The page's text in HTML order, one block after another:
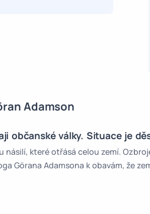
Adamson
občanské války. Situace je
násilí, které otřásá celou zemí.
Görana Adamsona k obavám, že